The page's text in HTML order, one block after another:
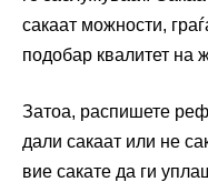
сакаат можности,
подобар квалитет на
Затоа, распишете
дали сакаат или не
вие сакате да ги